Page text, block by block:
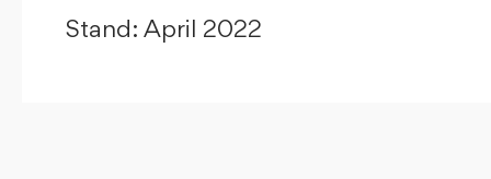
Stand: April 2022